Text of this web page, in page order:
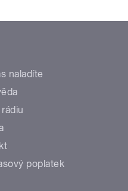
naladíte
poplatek